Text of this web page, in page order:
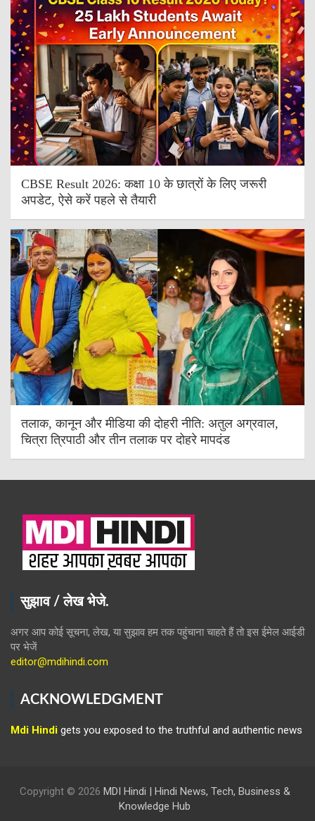
CBSE Result 2026: कक्षा 10 के छात्रों के लिए जरूरी
अपडेट, ऐसे करें पहले से तैयारी
तलाक, कानून और मीडिया की दोहरी नीति: अतुल अग्रवाल,
चित्रा त्रिपाठी और तीन तलाक पर दोहरे मापदंड
सुझाव / लेख भेजे.
अगर आप कोई सूचना, लेख, या सुझाव हम तक पहुंचाना चाहते हैं तो इस ईमेल आईडी
पर भेजें
editor@mdihindi.com
ACKNOWLEDGMENT
Mdi Hindi gets you exposed to the truthful and authentic news
Copyright © 2026 MDI Hindi | Hindi News, Tech, Business &
Knowledge Hub